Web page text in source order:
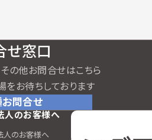
せ窓口
の他お問合せはこちら
をお待ちしております
問合せ
人のお客様へ
人のお客様へ